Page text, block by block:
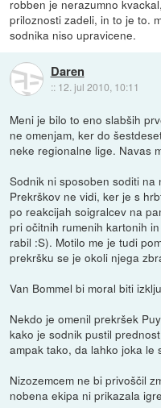
robben je nerazumno
priloznosti zadeli, in to je to.
sodnika niso upravicene.
Daren
:: 12. jul 2010, 10:11
Meni je bilo to eno slabših
ne omenjam, ker do
neke regionalne lige. Navas
Sodnik ni sposoben soditi
Prekrškov ne vidi, ker je s
po reakcijah soigralcev na
pri očitnih rumenih kartonih
rabil :S). Motilo me je tudi
prekršku se je okoli njega
Van Bommel bi moral biti
Nekdo je omenil prekršek
kako je sodnik pustil
ampak tako, da lahko joka le
Nizozemcem ne bi privoščil
nobena ekipa ni prikazala